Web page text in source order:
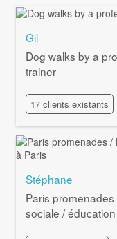
Gil
Dog walks by a
trainer
17 clients existants
Stéphane
Paris
sociale /